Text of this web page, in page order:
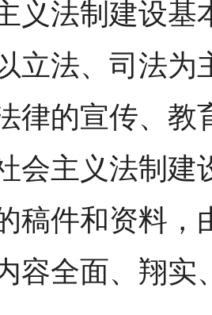
义法制建设基
立法、司法为
律的宣传、教
会主义法制建
稿件和资料，
容全面、翔实